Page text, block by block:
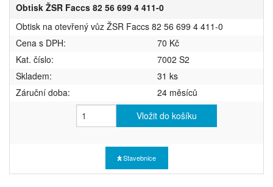
Obtisk ŽSR Faccs 82 56 699 4 411-0
Obtisk na otevřený vůz ŽSR Faccs 82 56 699 4 411-0
Cena s DPH:
70 Kč
Kat. číslo:
7002 S2
Skladem:
31 ks
Záruční doba:
24 měsíců
Vložit do košíku
Stavebnice